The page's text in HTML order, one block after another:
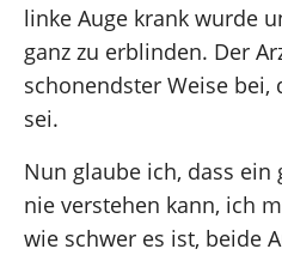
linke Auge krank wurde
ganz zu erblinden. Der
schonendster Weise bei,
sei.
Nun glaube ich, dass ein
nie verstehen kann, ich
wie schwer es ist, beide